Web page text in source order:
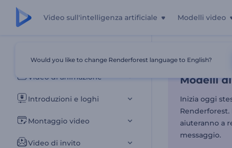
Video sull'intelligenza artificiale Modelli video
Tutti i modelli
Video di animazione
Introduzioni e loghi
Montaggio video
Video di invito
Modelli
Casa Modelli
Modelli
Inizia oggi
aiuteranno a
messaggio.
Would you like to change Renderforest language to English?